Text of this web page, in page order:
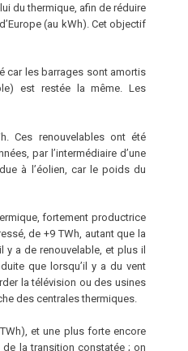
du thermique, afin de réduire
(au kWh). Cet objectif
car les barrages sont amortis
est restée la même. Les
Ces renouvelables ont été
par l’intermédiaire d’une
à l’éolien, car le poids du
fortement productrice
de +9 TWh, autant que la
y a de renouvelable, et plus il
que lorsqu’il y a du vent
la télévision ou des usines
des centrales thermiques.
et une plus forte encore
la transition constatée ; on